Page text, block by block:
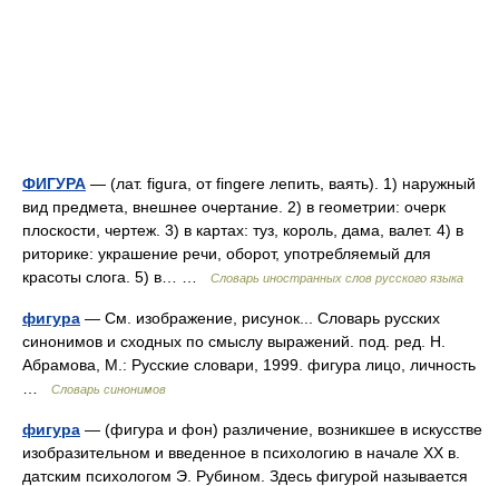
ФИГУРА — (лат. figura, от fingere лепить, ваять). 1) наружный
вид предмета, внешнее очертание. 2) в геометрии: очерк
плоскости, чертеж. 3) в картах: туз, король, дама, валет. 4) в
риторике: украшение речи, оборот, употребляемый для
красоты слога. 5) в… …
Словарь иностранных слов русского языка
фигура — См. изображение, рисунок... Словарь русских
синонимов и сходных по смыслу выражений. под. ред. Н.
Абрамова, М.: Русские словари, 1999. фигура лицо, личность
Словарь синонимов
фигура — (фигура и фон) различение, возникшее в искусстве
изобразительном и введенное в психологию в начале XX в.
датским психологом Э. Рубином. Здесь фигурой называется